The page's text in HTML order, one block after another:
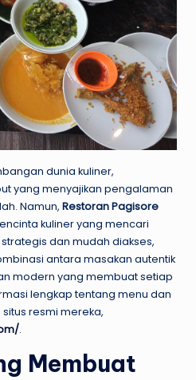
dunia kuliner,
yang menyajikan pengalaman
Namun, Restoran Pagisore
kuliner yang mencari
dan mudah diakses,
antara masakan autentik
modern yang membuat setiap
lengkap tentang menu dan
resmi mereka,
.
Membuat